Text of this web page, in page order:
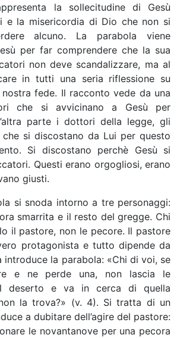
la sollecitudine di Gesù
e la misericordia di Dio che non si
alcuno. La parabola viene
per far comprendere che la sua
non deve scandalizzare, ma al
in tutti una seria riflessione su
fede. Il racconto vede da una
che si avvicinano a Gesù per
parte i dottori della legge, gli
si discostano da Lui per questo
Si discostano perchè Gesù si
Questi erano orgogliosi, erano
giusti.
si snoda intorno a tre personaggi:
smarrita e il resto del gregge. Chi
il pastore, non le pecore. Il pastore
protagonista e tutto dipende da
introduce la parabola: «Chi di voi, se
e ne perde una, non lascia le
deserto e va in cerca di quella
la trova?» (v. 4). Si tratta di un
a dubitare dell’agire del pastore:
le novantanove per una pecora